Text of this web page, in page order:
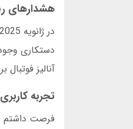
هشدارهای
دستکاری
آنالیز
تجربه